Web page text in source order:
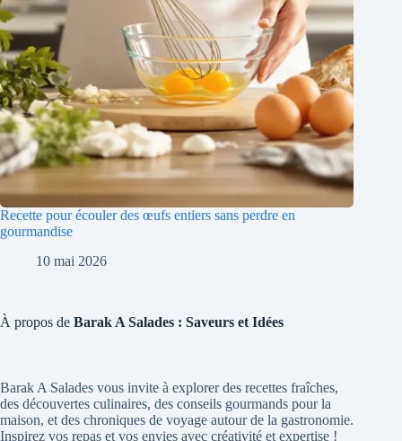
Recette pour écouler des œufs entiers sans perdre en
gourmandise
10 mai 2026
À propos de Barak A Salades : Saveurs et Idées
Barak A Salades vous invite à explorer des recettes fraîches,
des découvertes culinaires, des conseils gourmands pour la
maison, et des chroniques de voyage autour de la gastronomie.
Inspirez vos repas et vos envies avec créativité et expertise !